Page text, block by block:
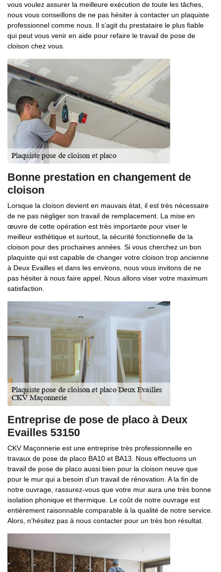
vous voulez assurer la meilleure exécution de toute les tâches,
nous vous conseillons de ne pas hésiter à contacter un plaquiste
professionnel comme nous. Il s’agit du prestataire le plus fiable
qui peut vous venir en aide pour refaire le travail de pose de
cloison chez vous.
Bonne prestation en changement de
cloison
Lorsque la cloison devient en mauvais état, il est très nécessaire
de ne pas négliger son travail de remplacement. La mise en
œuvre de cette opération est très importante pour viser le
meilleur esthétique et surtout, la sécurité fonctionnelle de la
cloison pour des prochaines années. Si vous cherchez un bon
plaquiste qui est capable de changer votre cloison trop ancienne
à Deux Evailles et dans les environs, nous vous invitons de ne
pas hésiter à nous faire appel. Nous allons viser votre maximum
satisfaction.
Entreprise de pose de placo à Deux
Evailles 53150
CKV Maçonnerie est une entreprise très professionnelle en
travaux de pose de placo BA10 et BA13. Nous effectuons un
travail de pose de placo aussi bien pour la cloison neuve que
pour le mur qui a besoin d’un travail de rénovation. A la fin de
notre ouvrage, rassurez-vous que votre mur aura une très bonne
isolation phonique et thermique. Le coût de notre ouvrage est
entièrement raisonnable comparable à la qualité de notre service.
Alors, n’hésitez pas à nous contacter pour un très bon résultat.